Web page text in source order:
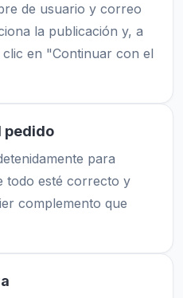
de usuario y correo
la publicación y, a
en "Continuar con el
pedido
para
todo esté correcto y
complemento que